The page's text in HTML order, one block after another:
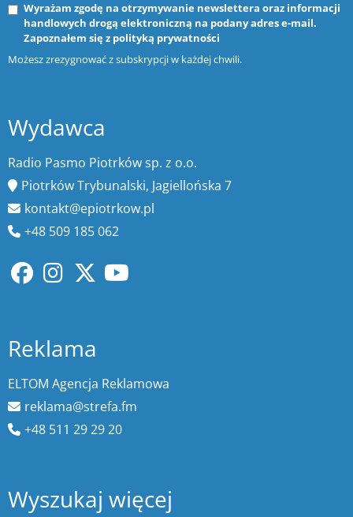
Wyrażam zgodę na otrzymywanie newslettera oraz informacji
handlowych drogą elektroniczną na podany adres e-mail.
Zapoznałem się z polityką prywatności
Możesz zrezygnować z subskrypcji w każdej chwili.
Wydawca
Radio Pasmo Piotrków sp. z o.o.
Piotrków Trybunalski, Jagiellońska 7
kontakt@epiotrkow.pl
+48 509 185 062
Reklama
ELTOM Agencja Reklamowa
reklama@strefa.fm
+48 511 29 29 20
Wyszukaj więcej